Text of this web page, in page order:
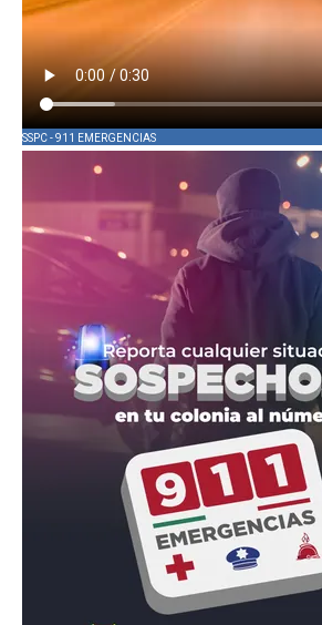
SSPC - 911 EMERGENCIAS